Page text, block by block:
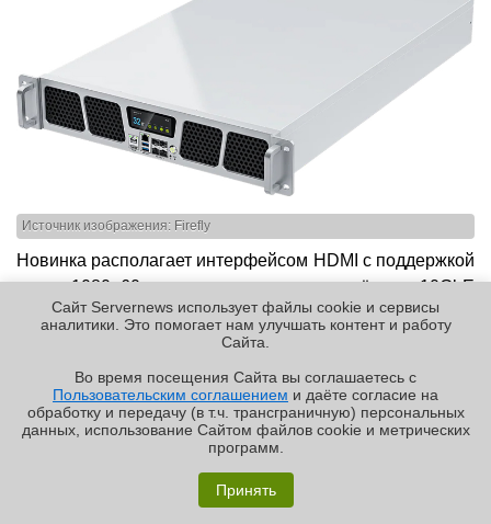
«Графиня»: как Grafana, только лучше?
✖
Источник изображения: Firefly
Новинка располагает интерфейсом HDMI с поддержкой
видео 1080p60, четырьмя сетевыми разъёмами 10GbE
SFP+, двумя портами USB 3.0 и сенсорным дисплеем
во фронтальной части, на котором отображаются
вращения вентиляторов, сетевые данные и пр.).
Опционально предлагается возможность установки до
48 накопителем формата M.2 2280 с интерфейсом PCIe
(NVMe): при использовании SSD вместимостью 16
Тбайт суммарная ёмкость подсистемы хранения может
Сайт Servernews использует файлы cookie и сервисы
аналитики. Это помогает нам улучшать контент и работу
Cайта.
Во время посещения Cайта вы соглашаетесь с
Пользовательским соглашением и даёте согласие на
обработку и передачу (в т.ч. трансграничную) персональных
данных, использование Cайтом файлов cookie и метрических
программ.
Принять